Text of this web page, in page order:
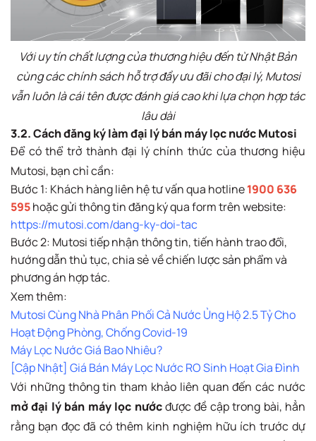
Với uy tín chất lượng của thương hiệu đến từ Nhật Bản
cùng các chính sách hỗ trợ đầy ưu đãi cho đại lý, Mutosi
vẫn luôn là cái tên được đánh giá cao khi lựa chọn hợp tác
lâu dài
3.2. Cách đăng ký làm đại lý bán máy lọc nước Mutosi
Để có thể trở thành đại lý chính thức của thương hiệu
Mutosi, bạn chỉ cần:
Bước 1: Khách hàng liên hệ tư vấn qua hotline1900 636
595hoặc gửi thông tin đăng ký qua form trên website:
https://mutosi.com/dang-ky-doi-tac
Bước 2: Mutosi tiếp nhận thông tin, tiến hành trao đổi,
hướng dẫn thủ tục, chia sẻ về chiến lược sản phẩm và
phương án hợp tác.
Xem thêm:
Mutosi Cùng Nhà Phân Phối Cả Nước Ủng Hộ 2.5 Tỷ Cho
Hoạt Động Phòng, Chống Covid-19
Máy Lọc Nước Giá Bao Nhiêu?
[Cập Nhật] Giá Bán Máy Lọc Nước RO Sinh Hoạt Gia Đình
Với những thông tin tham khảo liên quan đến các nước
mở đại lý bán máy lọc nướcđược đề cập trong bài, hẳn
rằng bạn đọc đã có thêm kinh nghiệm hữu ích trước dự